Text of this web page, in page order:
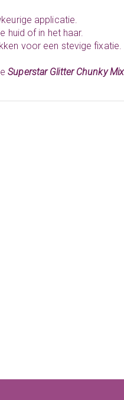
applicatie.
huid of in het haar.
voor een stevige fixatie.
Superstar Glitter Chunky